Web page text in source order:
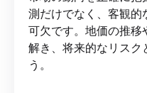
測だけでなく、客観的
可欠です。地価の推移
解き、将来的なリスク
う。